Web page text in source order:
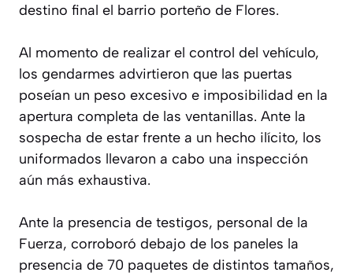
destino final el barrio porteño de Flores.
Al momento de realizar el control del vehículo,
los gendarmes advirtieron que las puertas
poseían un peso excesivo e imposibilidad en la
apertura completa de las ventanillas. Ante la
sospecha de estar frente a un hecho ilícito, los
uniformados llevaron a cabo una inspección
aún más exhaustiva.
Ante la presencia de testigos, personal de la
Fuerza, corroboró debajo de los paneles la
presencia de 70 paquetes de distintos tamaños,